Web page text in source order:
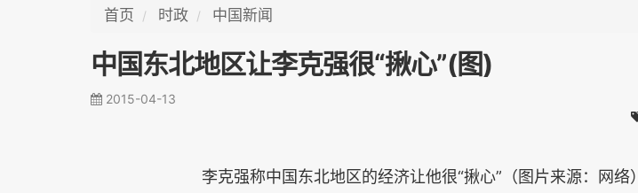
首页 时政 中国新闻
中国东北地区让李克强很“揪心”(图)
2015-04-13
李克强称中国东北地区的经济让他很“揪心”（图片来源：网络）